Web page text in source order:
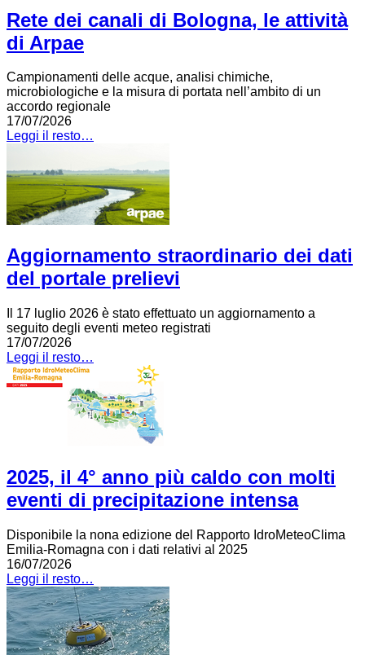
Rete dei canali di Bologna, le attività
di Arpae
Campionamenti delle acque, analisi chimiche,
microbiologiche e la misura di portata nell’ambito di un
accordo regionale
17/07/2026
Leggi il resto…
Aggiornamento straordinario dei dati
del portale prelievi
Il 17 luglio 2026 è stato effettuato un aggiornamento a
seguito degli eventi meteo registrati
17/07/2026
Leggi il resto…
2025, il 4° anno più caldo con molti
eventi di precipitazione intensa
Disponibile la nona edizione del Rapporto IdroMeteoClima
Emilia-Romagna con i dati relativi al 2025
16/07/2026
Leggi il resto…